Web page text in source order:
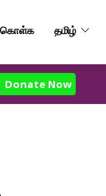
தமிழ்
Donate Now